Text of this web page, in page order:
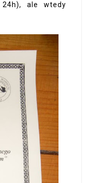
ale wtedy